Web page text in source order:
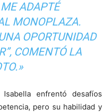
ADAPTÉ
MONOPLAZA.
OPORTUNIDAD
COMENTÓ LA
enfrentó desafíos
pero su habilidad y